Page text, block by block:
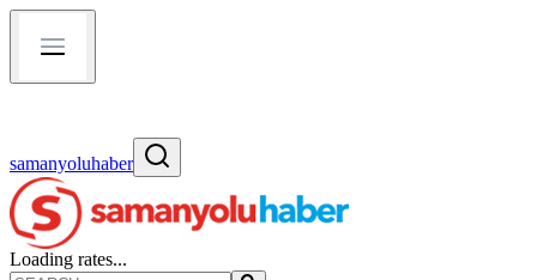
samanyoluhaber
Loading rates...